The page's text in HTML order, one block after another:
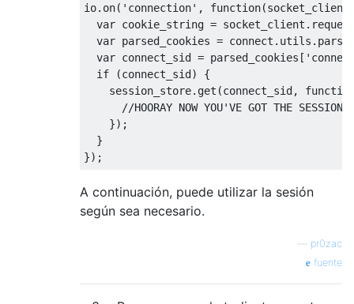
io. on( 'connection' , function(socket_client
var cookie_string = socket_client .
var parsed_cookies = connect . utils .
var connect_sid = parsed_cookies [
if
(connect_sid)
{
    session_store
. get (connect_sid,
//HOORAY NOW YOU'VE GOT THE
});
}
});
A continuación, puede utilizar la sesión
según sea necesario.
pr0zac
fuente